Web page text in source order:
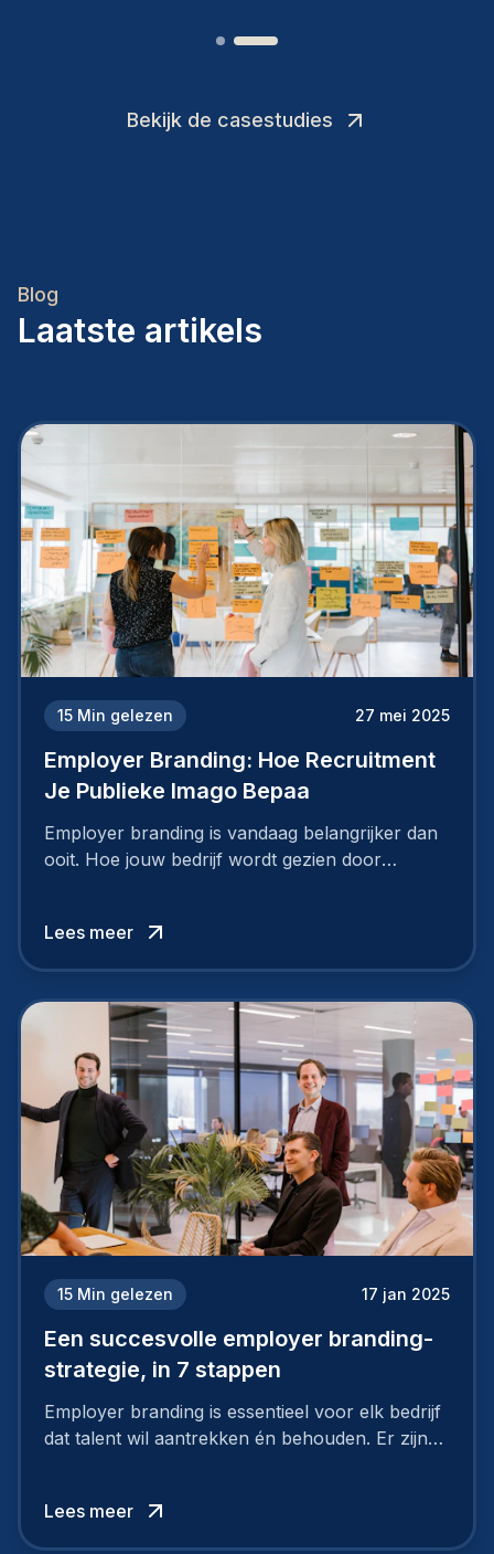
Bekijk de casestudies
Blog
Laatste artikels
15 Min gelezen 27 mei 2025
Employer Branding: Hoe Recruitment
Je Publieke Imago Bepaa
Employer branding is vandaag belangrijker dan
ooit. Hoe jouw bedrijf wordt gezien door
Lees meer
15 Min gelezen 17 jan 2025
Een succesvolle employer branding-
strategie, in 7 stappen
Employer branding is essentieel voor elk bedrijf
dat talent wil aantrekken én behouden. Er zijn
niet van vandaag op morgen. Hoe pak je dat
aan, starten met employer branding?
Lees meer